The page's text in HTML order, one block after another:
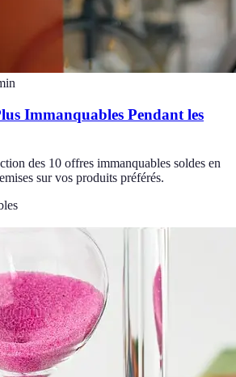
Immanquables Pendant les
des 10 offres immanquables soldes en
sur vos produits préférés.